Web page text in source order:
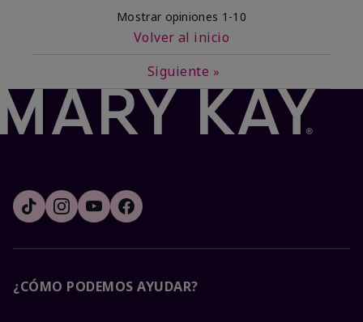
Mostrar opiniones 1-10
Volver al inicio
Siguiente »
¿CÓMO PODEMOS AYUDAR?